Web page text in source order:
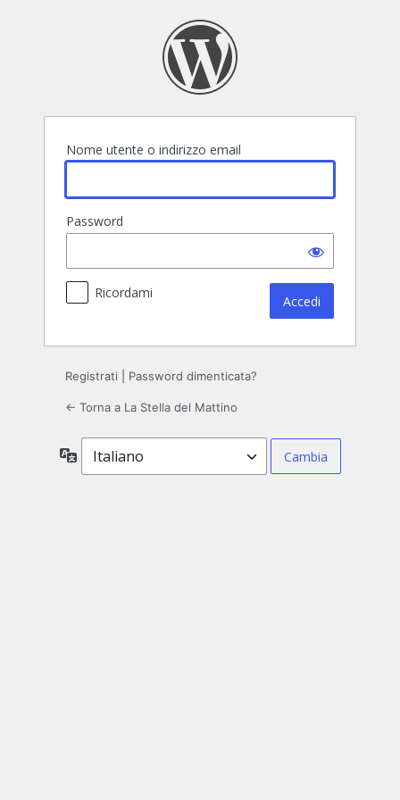
Nome utente o indirizzo email
Password
Ricordami
Registrati Password dimenticata?
← Torna a La Stella del Mattino
Lingua